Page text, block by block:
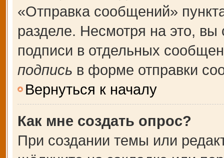
«Отправка сообщений»
разделе. Несмотря на это,
подписи в отдельных
подпись в форме отправки
Вернуться к началу
Как мне создать опрос?
При создании темы или